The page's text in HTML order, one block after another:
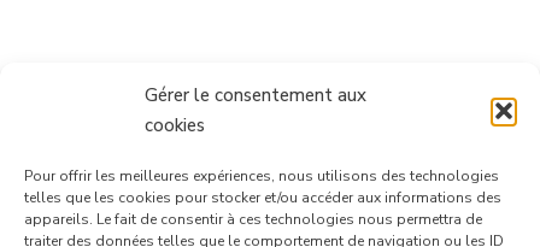
Gérer le consentement aux
cookies
Pour offrir les meilleures expériences, nous utilisons des technologies
telles que les cookies pour stocker et/ou accéder aux informations des
appareils. Le fait de consentir à ces technologies nous permettra de
traiter des données telles que le comportement de navigation ou les ID